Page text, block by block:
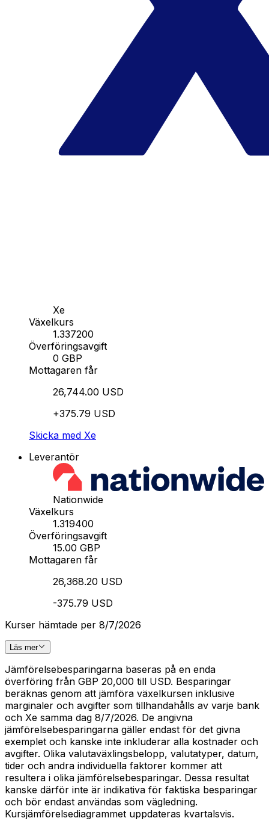
Xe
Växelkurs
1.337200
Överföringsavgift
0 GBP
Mottagaren får
26,744.00 USD
+375.79 USD
Skicka med Xe
Leverantör
Nationwide
Växelkurs
1.319400
Överföringsavgift
15.00 GBP
Mottagaren får
26,368.20 USD
-375.79 USD
Kurser hämtade per 8/7/2026
Läs mer
Jämförelsebesparingarna baseras på en enda
överföring från GBP 20,000 till USD. Besparingar
beräknas genom att jämföra växelkursen inklusive
marginaler och avgifter som tillhandahålls av varje bank
och Xe samma dag 8/7/2026. De angivna
jämförelsebesparingarna gäller endast för det givna
exemplet och kanske inte inkluderar alla kostnader och
avgifter. Olika valutaväxlingsbelopp, valutatyper, datum,
tider och andra individuella faktorer kommer att
resultera i olika jämförelsebesparingar. Dessa resultat
kanske därför inte är indikativa för faktiska besparingar
och bör endast användas som vägledning.
Kursjämförelsediagrammet uppdateras kvartalsvis.